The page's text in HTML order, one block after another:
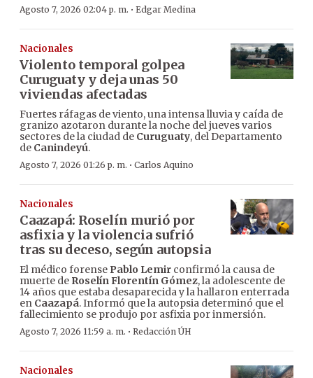
Agosto 7, 2026 02:04 p. m. · Edgar Medina
Nacionales
Violento temporal golpea
Curuguaty y deja unas 50
viviendas afectadas
Fuertes ráfagas de viento, una intensa lluvia y caída de
granizo azotaron durante la noche del jueves varios
sectores de la ciudad de Curuguaty, del Departamento
de Canindeyú.
Agosto 7, 2026 01:26 p. m. · Carlos Aquino
Nacionales
Caazapá: Roselín murió por
asfixia y la violencia sufrió
tras su deceso, según autopsia
El médico forense Pablo Lemir confirmó la causa de
muerte de Roselín Florentín Gómez, la adolescente de
14 años que estaba desaparecida y la hallaron enterrada
en Caazapá. Informó que la autopsia determinó que el
fallecimiento se produjo por asfixia por inmersión.
Agosto 7, 2026 11:59 a. m. · Redacción ÚH
Nacionales